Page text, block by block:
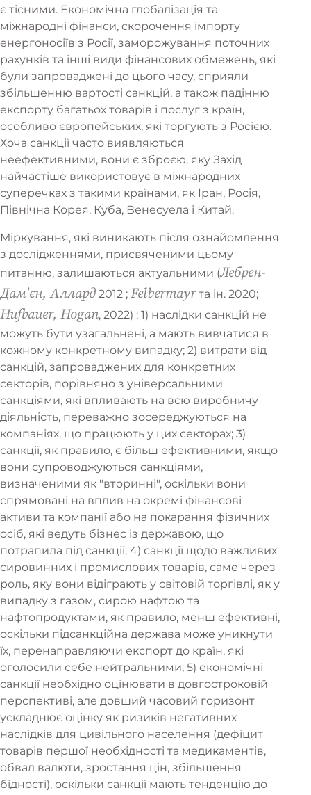
Виклики Європейського
Союзу на міжнародному
рівні
є тісними. Економічна глобалізація та
міжнародні фінанси, скорочення імпорту
енергоносіїв з Росії, заморожування поточних
рахунків та інші види фінансових обмежень, які
були запроваджені до цього часу, сприяли
збільшенню вартості санкцій, а також падінню
експорту багатьох товарів і послуг з країн,
особливо європейських, які торгують з Росією.
Хоча санкції часто виявляються
неефективними, вони є зброєю, яку Захід
найчастіше використовує в міжнародних
суперечках з такими країнами, як Іран, Росія,
Північна Корея, Куба, Венесуела і Китай.
Міркування, які виникають після ознайомлення
з дослідженнями, присвяченими цьому
питанню, залишаються актуальними (Лебрен-
Дам'єн, Аллард 2012 ; Felbermayrта ін. 2020;
Hufbauer, Hogan, 2022) : 1) наслідки санкцій не
можуть бути узагальнені, а мають вивчатися в
кожному конкретному випадку; 2) витрати від
санкцій, запроваджених для конкретних
секторів, порівняно з універсальними
санкціями, які впливають на всю виробничу
діяльність, переважно зосереджуються на
компаніях, що працюють у цих секторах; 3)
санкції, як правило, є більш ефективними, якщо
вони супроводжуються санкціями,
визначеними як "вторинні", оскільки вони
спрямовані на вплив на окремі фінансові
активи та компанії або на покарання фізичних
осіб, які ведуть бізнес із державою, що
потрапила під санкції; 4) санкції щодо важливих
сировинних і промислових товарів, саме через
роль, яку вони відіграють у світовій торгівлі, як у
випадку з газом, сирою нафтою та
нафтопродуктами, як правило, менш ефективні,
оскільки підсанкційна держава може уникнути
їх, перенаправляючи експорт до країн, які
оголосили себе нейтральними; 5) економічні
санкції необхідно оцінювати в довгостроковій
перспективі, але довший часовий горизонт
ускладнює оцінку як ризиків негативних
наслідків для цивільного населення (дефіцит
товарів першої необхідності та медикаментів,
обвал валюти, зростання цін, збільшення
бідності), оскільки санкції мають тенденцію до